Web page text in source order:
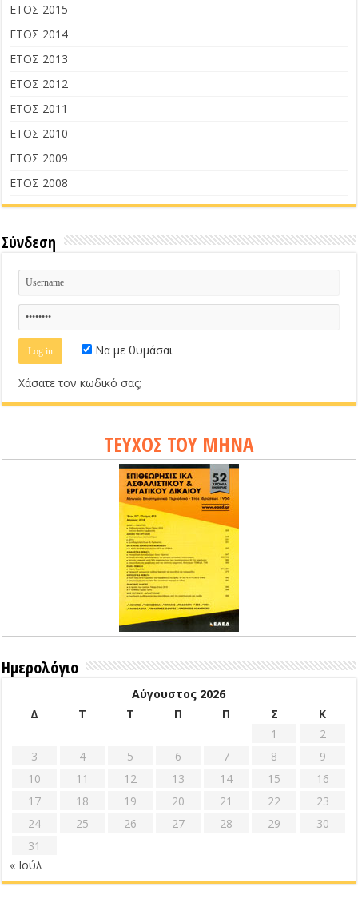
ΕΤΟΣ 2015
ΕΤΟΣ 2014
ΕΤΟΣ 2013
ΕΤΟΣ 2012
ΕΤΟΣ 2011
ΕΤΟΣ 2010
ΕΤΟΣ 2009
ΕΤΟΣ 2008
Σύνδεση
Να με θυμάσαι
Χάσατε τον κωδικό σας;
ΤΕΥΧΟΣ ΤΟΥ ΜΗΝΑ
Ημερολόγιο
Αύγουστος 2026
Δ
Τ Τ Π Π Σ
Κ
1
2
3
4 5 6 7 8
9
10
11 12 13 14 15
16
17
18 19 20 21 22
23
24
25 26 27 28 29
30
31
« Ιούλ